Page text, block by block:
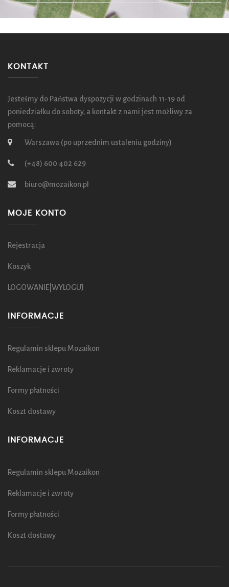
KONTAKT
Jesteśmy do Państwa dyspozycji w godzinach 11-19 od
poniedziałku do soboty, a kontakt z nami jest możliwy za
pomocą:
Warszawa (po uprzednim ustaleniu godziny)
(+48) 600 402 629
biuro@mozaikon.pl
MOJE KONTO
Rejestracja
Koszyk
LOGOWANIE|WYLOGUJ
INFORMACJE
Regulamin sklepu Mozaikon
Reklamacje i zwroty
Formy płatności
Koszt dostawy
INFORMACJE
Regulamin sklepu Mozaikon
Reklamacje i zwroty
Formy płatności
Koszt dostawy